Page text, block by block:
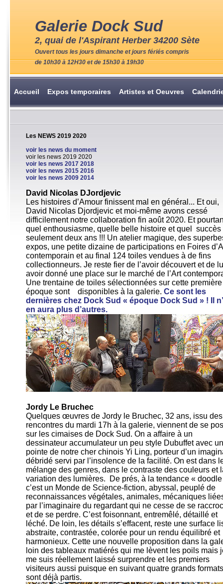
Galerie Dock Sud
2, quai de l'Aspirant Herber 34200 Sète
Ouvert tous les jours dimanche et jours fériés compris
de 10h30 à 12H30 et de 15h30 à 19h30
Accueil Expos temporaires Artistes et Oeuvres
Les NEWS 2019 2020
voir les news du moment
voir les news 2019 2020
voir les news 2017 2018
voir les news 2015 2016
voir les news 2009 2014
David Nicolas DJordjevic
Les histoires d’Amour finissent mal en général... Et oui,
David Nicolas Djordjevic et moi-même avons cessé
difficilement notre collaboration fin août 2020. Et
quel enthousiasme, quelle belle histoire et quel succès
seulement deux ans !!! Un atelier magique, des
expos, une petite dizaine de participations en Foires
contemporain et au final 124 toiles vendues à de fins
collectionneurs. Je reste fier de l’avoir découvert et de
avoir donné une place sur le marché de l’Art
Une trentaine de toiles sélectionnées sur cette première
époque sont disponibles à la galerie. Ce sont les
dernières chez Dock Sud « époque Dock Sud » ! Il
en aura plus d’autres.
Jordy Le Bruchec
Quelques œuvres de Jordy le Bruchec, 32 ans, issu des
rencontres du mardi 17h à la galerie, viennent de se
sur les cimaises de Dock Sud. On a affaire à un
dessinateur accumulateur un peu style Dubuffet avec
pointe de notre cher chinois Yi Ling, porteur d’un
débridé servi par l’insolence de la facilité. On est dans
mélange des genres, dans le contraste des couleurs et
variation des lumières. De prés, à la tendance « doodle
c’est un Monde de Science-fiction, abyssal, peuplé de
reconnaissances végétales, animales, mécaniques
par l’imaginaire du regardant qui ne cesse de se
et de se perdre. C’est foisonnant, entremêlé, détaillé et
léché. De loin, les détails s’effacent, reste une surface
abstraite, contrastée, colorée pour un rendu équilibré et
harmonieux. Cette une nouvelle proposition dans la
loin des tableaux matiérés qui me lèvent les poils mais
me suis réellement laissé surprendre et les premiers
visiteurs aussi puisque en suivant quatre grands formats
sont déjà partis.